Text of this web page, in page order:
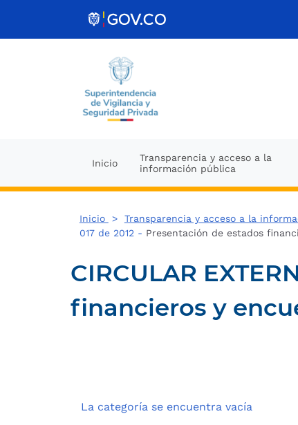
Inicio
Transparencia y acceso a la
información pública
Inicio > Transparencia y acceso a la
017 de 2012 - Presentación de estados
CIRCULAR
financieros y
La categoría se encuentra vacía